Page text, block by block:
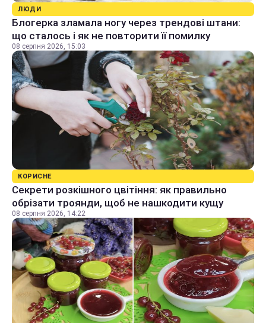
ЛЮДИ
Блогерка зламала ногу через трендові штани:
що сталось і як не повторити її помилку
08 серпня 2026, 15:03
КОРИСНЕ
Секрети розкішного цвітіння: як правильно
обрізати троянди, щоб не нашкодити кущу
08 серпня 2026, 14:22